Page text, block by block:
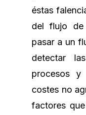
éstas
del flujo de
pasar a un
detectar
procesos y
costes no
factores